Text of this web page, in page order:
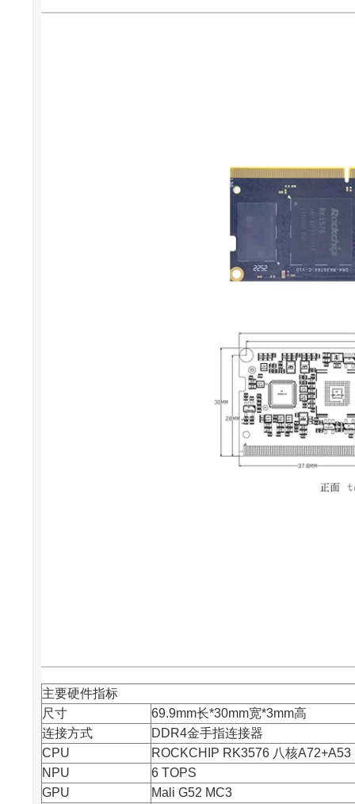
主要硬件指标
尺寸
69.9mm长*30mm宽*3mm高
连接方式
DDR4金手指连接器
CPU
ROCKCHIP RK3576 八核A72+A53
NPU
6 TOPS
GPU
Mali G52 MC3